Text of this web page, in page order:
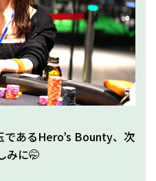
であるHero’s Bounty、次
みに🤭